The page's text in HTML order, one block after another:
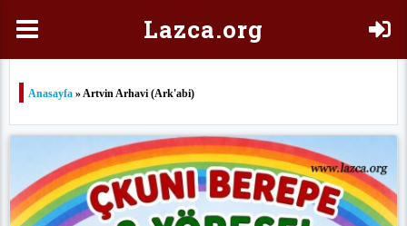
Lazca.org
Anasayfa » Artvin Arhavi (Ark'abi)